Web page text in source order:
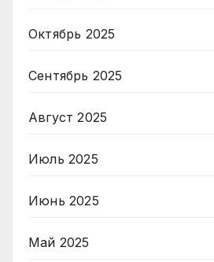
Октябрь 2025
Сентябрь 2025
Август 2025
Июль 2025
Июнь 2025
Май 2025